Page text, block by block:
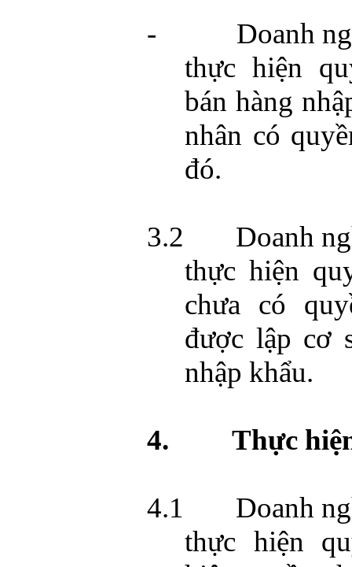
-
Doanh
thực hiện
bán hàng
nhân có
đó.
3.2
Doanh
thực hiện
chưa có
được lập cơ
nhập khẩu.
4. Thực
4.1
Doanh
thực hiện